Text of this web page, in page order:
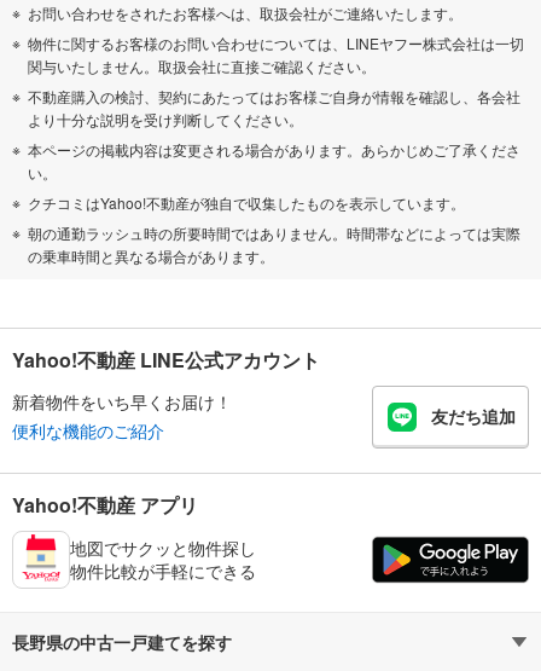
お問い合わせをされたお客様へは、取扱会社がご連絡いたします。
物件に関するお客様のお問い合わせについては、LINEヤフー株式会社は一切
関与いたしません。取扱会社に直接ご確認ください。
不動産購入の検討、契約にあたってはお客様ご自身が情報を確認し、各会社
より十分な説明を受け判断してください。
本ページの掲載内容は変更される場合があります。あらかじめご了承くださ
い。
クチコミはYahoo!不動産が独自で収集したものを表示しています。
朝の通勤ラッシュ時の所要時間ではありません。時間帯などによっては実際
の乗車時間と異なる場合があります。
Yahoo!不動産 LINE公式アカウント
新着物件をいち早くお届け！
便利な機能のご紹介
友だち追加
Yahoo!不動産 アプリ
地図でサクッと物件探し
物件比較が手軽にできる
長野県の中古一戸建てを探す